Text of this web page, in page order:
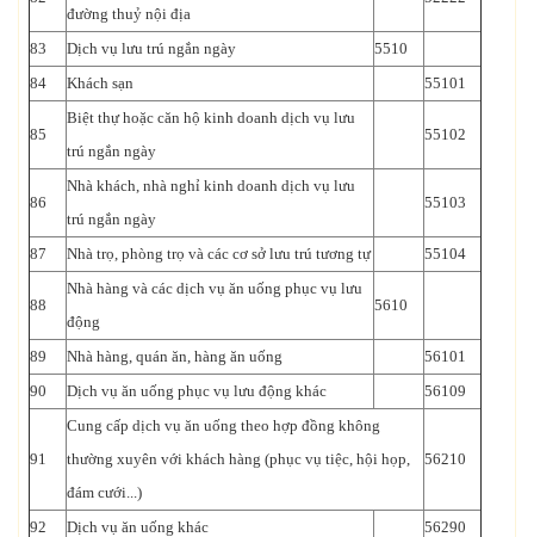
đường thuỷ nội địa
83 Dịch vụ lưu trú ngắn ngày
5510
84
Khách sạn 55101
85
Biệt thự hoặc căn hộ kinh doanh dịch vụ lưu
trú ngắn ngày
55102
86
Nhà khách, nhà nghỉ kinh doanh dịch vụ lưu
trú ngắn ngày
55103
87 Nhà trọ, phòng trọ và các cơ sở lưu trú tương tự 55104
88
Nhà hàng và các dịch vụ ăn uống phục vụ lưu
động
5610
89 Nhà hàng, quán ăn, hàng ăn uống
56101
90
Dịch vụ ăn uống phục vụ lưu động khác 56109
91
Cung cấp dịch vụ ăn uống theo hợp đồng không
thường xuyên với khách hàng (phục vụ tiệc, hội họp,
đám cưới...)
56210
92 Dịch vụ ăn uống khác
56290